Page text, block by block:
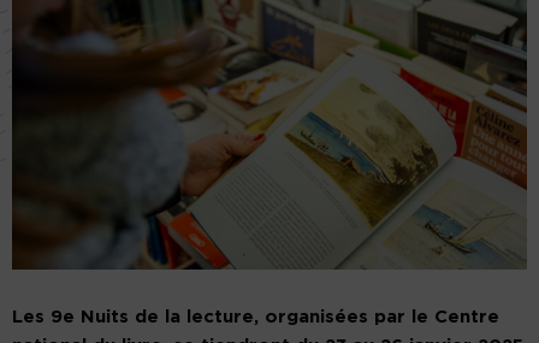
Les 9e Nuits de la lecture, organisées par le Centre